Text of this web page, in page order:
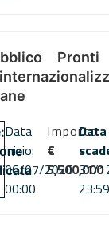
Pronti
Data
inizio:
06/07/2026
00:00
Importo
€
5,500,000
31/
23:59